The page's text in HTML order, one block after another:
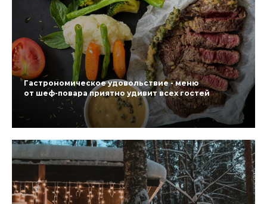
Гастрономическое удовольствие - меню
от шеф-повара приятно удивит всех гостей